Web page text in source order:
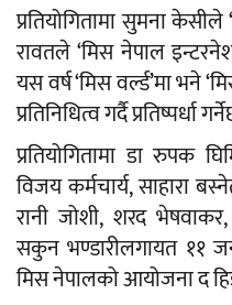
प्रतियोगितामा सुमना
रावतले ‘मिस नेपाल
यस वर्ष ‘मिस वर्ल्ड’मा भने
प्रतिनिधित्व गर्दै प्रतिष्पर्धा
प्रतियोगितामा डा रुपक
विजय कर्मचार्य, साहारा
रानी जोशी, शरद भेषवाकर,
सकुन भण्डारीलगायत ११
मिस नेपालको आयोजना द